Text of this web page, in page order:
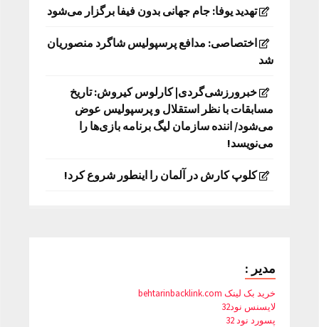
تهدید یوفا: جام جهانی بدون فیفا برگزار می‌شود
اختصاصی: مدافع پرسپولیس شاگرد منصوریان
شد
خبرورزشی‌گردی| کارلوس کیروش: تاریخ
مسابقات با نظر استقلال و پرسپولیس عوض
می‌شود/ اننده سازمان لیگ برنامه بازی‌ها را
می‌نویسد!
کلوپ کارش در آلمان را اینطور شروع کرد!
مدیر :
خرید بک لینک behtarinbacklink.com
لایسنس نود32
پسورد نود 32